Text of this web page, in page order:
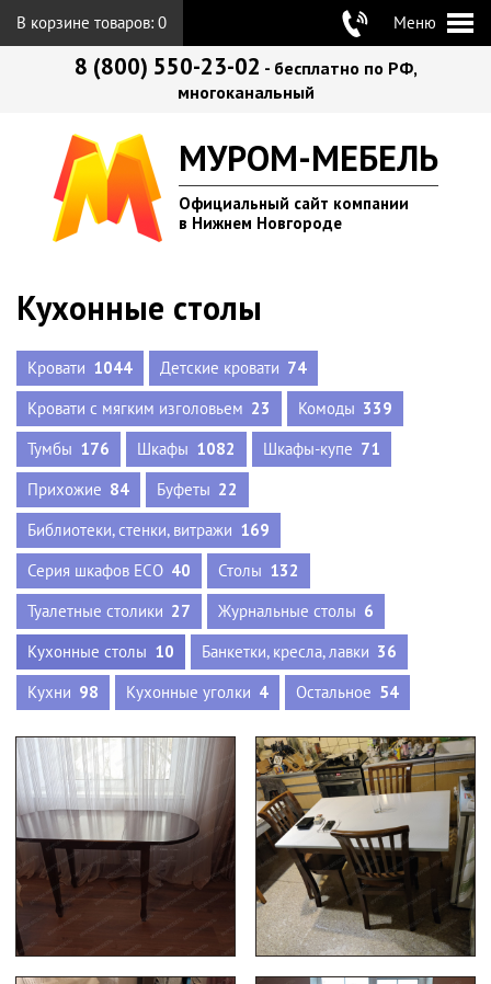
В корзине товаров: 0 Меню
8 (800) 550-23-02 - бесплатно по РФ,
многоканальный
МУРОМ-МЕБЕЛЬ
Официальный сайт компании
в Нижнем Новгороде
Кухонные столы
Кровати 1044 Детские кровати 74
Кровати с мягким изголовьем 23 Комоды 339
Тумбы 176 Шкафы 1082 Шкафы-купе 71
Прихожие 84 Буфеты 22
Библиотеки, стенки, витражи 169
Серия шкафов ECO 40 Столы 132
Туалетные столики 27 Журнальные столы 6
Кухонные столы 10 Банкетки, кресла, лавки 36
Кухни 98 Кухонные уголки 4 Остальное 54